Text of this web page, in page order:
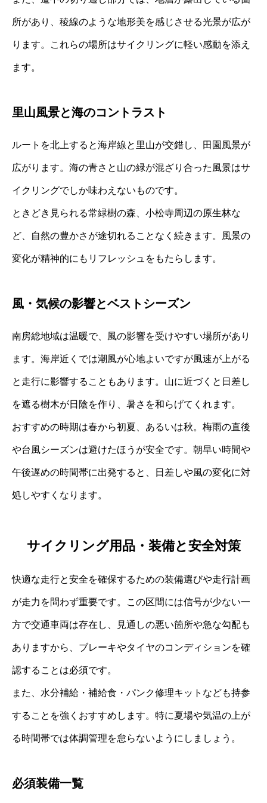
所があり、稜線のような地形美を感じさせる光景が広が
ります。これらの場所はサイクリングに軽い感動を添え
ます。
里山風景と海のコントラスト
ルートを北上すると海岸線と里山が交錯し、田園風景が
広がります。海の青さと山の緑が混ざり合った風景はサ
イクリングでしか味わえないものです。
ときどき見られる常緑樹の森、小松寺周辺の原生林な
ど、自然の豊かさが途切れることなく続きます。風景の
変化が精神的にもリフレッシュをもたらします。
風・気候の影響とベストシーズン
南房総地域は温暖で、風の影響を受けやすい場所があり
ます。海岸近くでは潮風が心地よいですが風速が上がる
と走行に影響することもあります。山に近づくと日差し
を遮る樹木が日陰を作り、暑さを和らげてくれます。
おすすめの時期は春から初夏、あるいは秋。梅雨の直後
や台風シーズンは避けたほうが安全です。朝早い時間や
午後遅めの時間帯に出発すると、日差しや風の変化に対
処しやすくなります。
サイクリング用品・装備と安全対策
快適な走行と安全を確保するための装備選びや走行計画
が走力を問わず重要です。この区間には信号が少ない一
方で交通車両は存在し、見通しの悪い箇所や急な勾配も
ありますから、ブレーキやタイヤのコンディションを確
認することは必須です。
また、水分補給・補給食・パンク修理キットなども持参
することを強くおすすめします。特に夏場や気温の上が
る時間帯では体調管理を怠らないようにしましょう。
必須装備一覧